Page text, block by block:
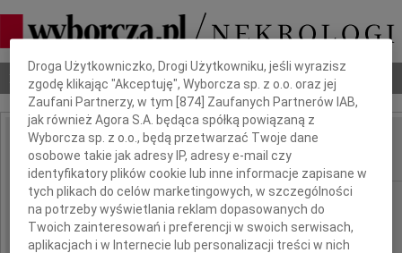
Nekrologi Odeszli Poradnik pogrzebowy
IMIĘ I NAZWISKO: Ryszard Jajszczyk
REGION: Łódź
DATA EMISJI: 04.02.2011
Dbamy o Twoją prywatność
Droga Użytkowniczko, Drogi Użytkowniku, jeśli wyrazisz
zgodę klikając "Akceptuję", Wyborcza sp. z o.o. oraz jej
Zaufani Partnerzy, w tym [874 ] Zaufanych Partnerów IAB,
jak również Agora S.A. będąca spółką powiązaną z
Wyborcza sp. z o.o., będą przetwarzać Twoje dane
osobowe takie jak adresy IP, adresy e-mail czy
identyfikatory plików cookie lub inne informacje zapisane w
tych plikach do celów marketingowych, w szczególności
na potrzeby wyświetlania reklam dopasowanych do
Twoich zainteresowań i preferencji w swoich serwisach,
aplikacjach i w Internecie lub personalizacji treści w nich